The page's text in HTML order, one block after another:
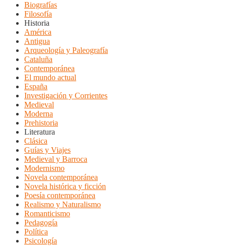
Biografías
Filosofía
Historia
América
Antigua
Arqueología y Paleografía
Cataluña
Contemporánea
El mundo actual
España
Investigación y Corrientes
Medieval
Moderna
Prehistoria
Literatura
Clásica
Guías y Viajes
Medieval y Barroca
Modernismo
Novela contemporánea
Novela histórica y ficción
Poesía contemporánea
Realismo y Naturalismo
Romanticismo
Pedagogía
Política
Psicología